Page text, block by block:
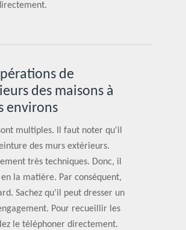
de
des maisons à
environs
multiples. Il faut noter qu'il
des murs extérieurs.
très techniques. Donc, il
la matière. Par conséquent,
Sachez qu'il peut dresser un
Pour recueillir les
le téléphoner directement.